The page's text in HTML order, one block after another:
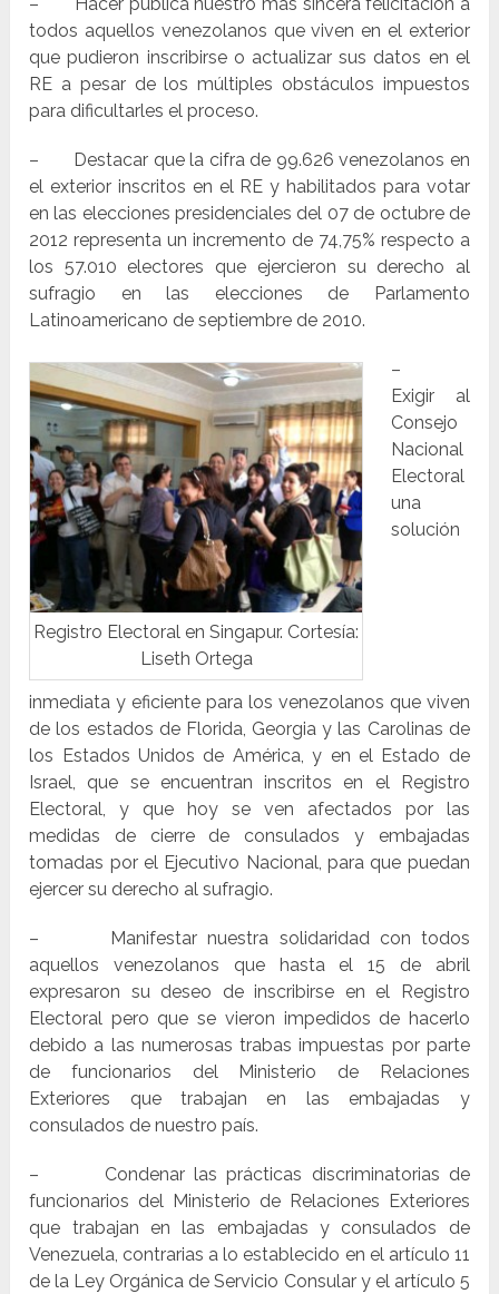
– Hacer pública nuestro más sincera felicitación a
todos aquellos venezolanos que viven en el exterior
que pudieron inscribirse o actualizar sus datos en el
RE a pesar de los múltiples obstáculos impuestos
para dificultarles el proceso.
– Destacar que la cifra de 99.626 venezolanos en
el exterior inscritos en el RE y habilitados para votar
en las elecciones presidenciales del 07 de octubre de
2012 representa un incremento de 74,75% respecto a
los 57.010 electores que ejercieron su derecho al
sufragio en las elecciones de Parlamento
Latinoamericano de septiembre de 2010.
Registro Electoral en Singapur. Cortesía:
Liseth Ortega
–
Exigir al
Consejo
Nacional
Electoral
una
solución
inmediata y eficiente para los venezolanos que viven
de los estados de Florida, Georgia y las Carolinas de
los Estados Unidos de América, y en el Estado de
Israel, que se encuentran inscritos en el Registro
Electoral, y que hoy se ven afectados por las
medidas de cierre de consulados y embajadas
tomadas por el Ejecutivo Nacional, para que puedan
ejercer su derecho al sufragio.
– Manifestar nuestra solidaridad con todos
aquellos venezolanos que hasta el 15 de abril
expresaron su deseo de inscribirse en el Registro
Electoral pero que se vieron impedidos de hacerlo
debido a las numerosas trabas impuestas por parte
de funcionarios del Ministerio de Relaciones
Exteriores que trabajan en las embajadas y
consulados de nuestro país.
– Condenar las prácticas discriminatorias de
funcionarios del Ministerio de Relaciones Exteriores
que trabajan en las embajadas y consulados de
Venezuela, contrarias a lo establecido en el artículo 11
de la Ley Orgánica de Servicio Consular y el artículo 5